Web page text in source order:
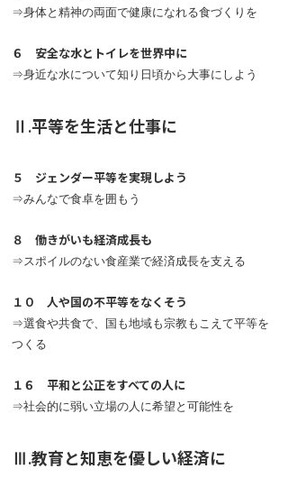
⇒身体と精神の両面で健康になれる食づくりを
６ 安全な水とトイレを世界中に
⇒身近な水について知り日頃から大事にしよう
Ⅱ.平等を生活と仕事に
５ ジェンダー平等を実現しよう
⇒みんなで食卓を囲もう
８ 働きがいも経済成長も
⇒スポイルのない食産業で経済成長を支える
１０ 人や国の不平等をなくそう
⇒選食や共食で、国も地域も宗教もこえて平等を
つくる
１６ 平和と公正をすべての人に
⇒社会的に弱い立場の人に希望と可能性を
Ⅲ.教育と知恵を優しい経済に